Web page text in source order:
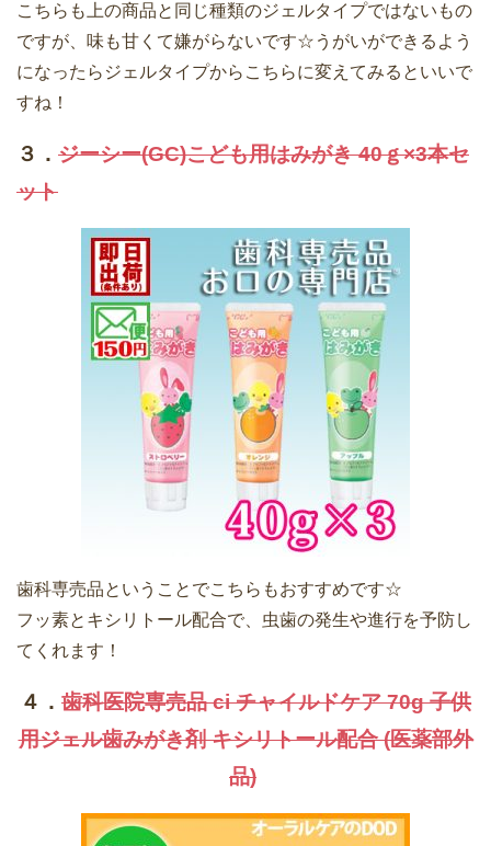
こちらも上の商品と同じ種類のジェルタイプではないもの
ですが、味も甘くて嫌がらないです☆うがいができるよう
になったらジェルタイプからこちらに変えてみるといいで
すね！
３． ジーシー(GC)こども用はみがき 40ｇ×3本セ
ット
歯科専売品ということでこちらもおすすめです☆
フッ素とキシリトール配合で、虫歯の発生や進行を予防し
てくれます！
４． 歯科医院専売品 ci チャイルドケア 70g 子供
用ジェル歯みがき剤 キシリトール配合 (医薬部外
品)